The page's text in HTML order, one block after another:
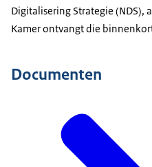
Digitalisering Strategie (NDS),
Kamer ontvangt die
Documenten